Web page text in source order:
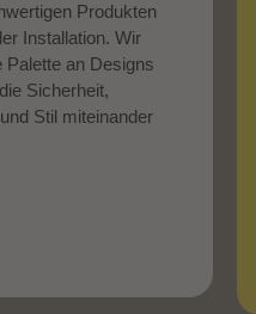
Produkten
Installation. Wir
Palette an Designs
Sicherheit,
Stil miteinander